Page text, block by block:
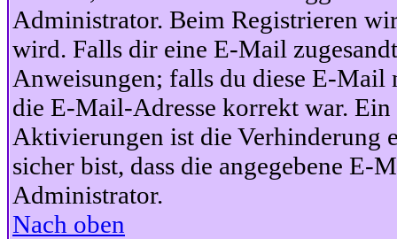
Administrator. Beim Registrieren
wird. Falls dir eine E-Mail
Anweisungen; falls du diese E-Mail
die E-Mail-Adresse korrekt war.
Aktivierungen ist die Verhinderung
sicher bist, dass die angegebene
Administrator.
Nach oben